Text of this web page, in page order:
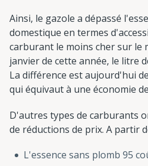
Ainsi, le gazole a dépassé
domestique en termes
carburant le moins cher sur le
janvier de cette année, le litre
La différence est aujourd'hui
qui équivaut à une économie
D'autres types de carburants
de réductions de prix. A partir
L'essence sans plomb 95